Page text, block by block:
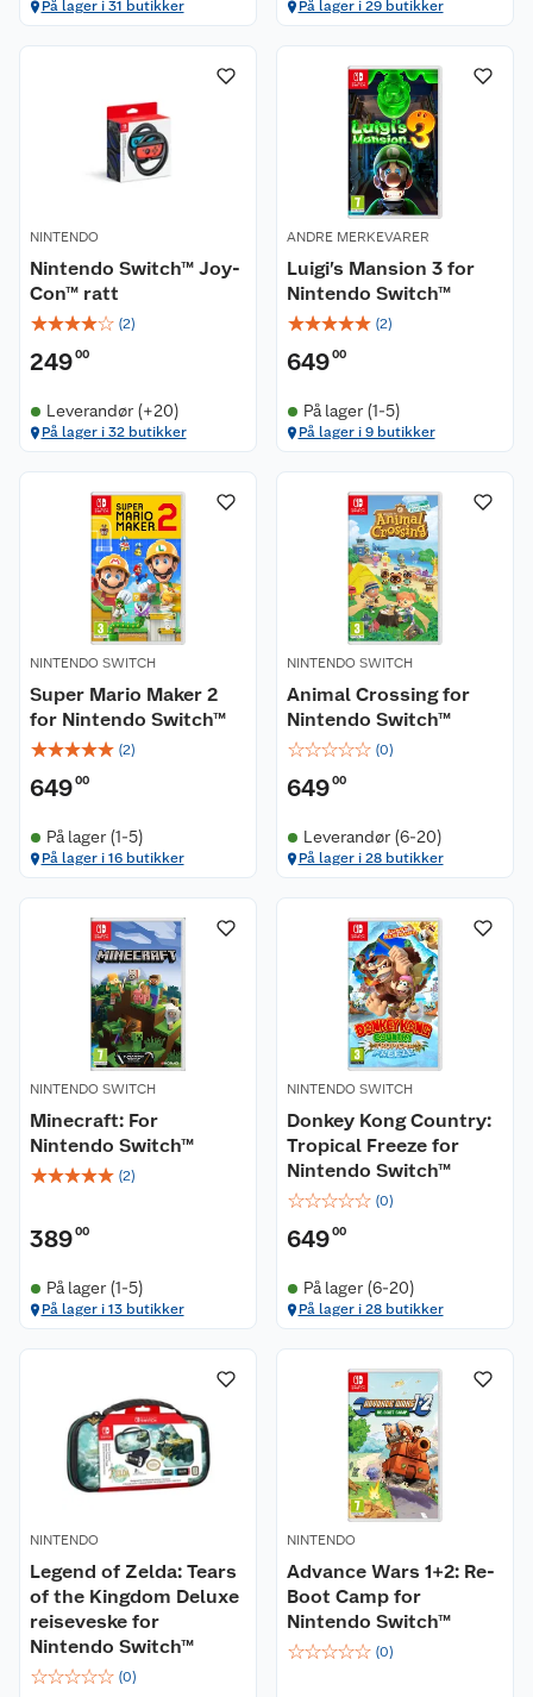
På lager i 31 butikker På lager i 29 butikker
NINTENDO
Nintendo Switch™ Joy-
Con™ ratt
☆☆☆☆☆ (2)
24900
Leverandør (+20)
På lager i 32 butikker
ANDRE MERKEVARER
Luigi’s Mansion 3 for
Nintendo Switch™
☆☆☆☆☆ (2)
64900
På lager (1-5)
På lager i 9 butikker
NINTENDO SWITCH
Super Mario Maker 2
for Nintendo Switch™
☆☆☆☆☆ (2)
64900
På lager (1-5)
På lager i 16 butikker
NINTENDO SWITCH
Animal Crossing for
Nintendo Switch™
☆☆☆☆☆ (0)
64900
Leverandør (6-20)
På lager i 28 butikker
NINTENDO SWITCH
Minecraft: For
Nintendo Switch™
☆☆☆☆☆ (2)
38900
På lager (1-5)
På lager i 13 butikker
NINTENDO SWITCH
Donkey Kong Country:
Tropical Freeze for
Nintendo Switch™
☆☆☆☆☆ (0)
64900
På lager (6-20)
På lager i 28 butikker
NINTENDO
Legend of Zelda: Tears
of the Kingdom Deluxe
reiseveske for
Nintendo Switch™
☆☆☆☆☆ (0)
NINTENDO
Advance Wars 1+2: Re-
Boot Camp for
Nintendo Switch™
☆☆☆☆☆ (0)